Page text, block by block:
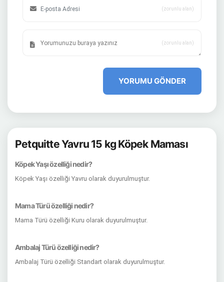
(zorunlu alan)
(zorunlu alan)
YORUMU GÖNDER
Petquitte Yavru 15 kg Köpek Maması
Köpek Yaşı özelliği nedir?
Köpek Yaşı özelliği Yavru olarak duyurulmuştur.
Mama Türü özelliği nedir?
Mama Türü özelliği Kuru olarak duyurulmuştur.
Ambalaj Türü özelliği nedir?
Ambalaj Türü özelliği Standart olarak duyurulmuştur.